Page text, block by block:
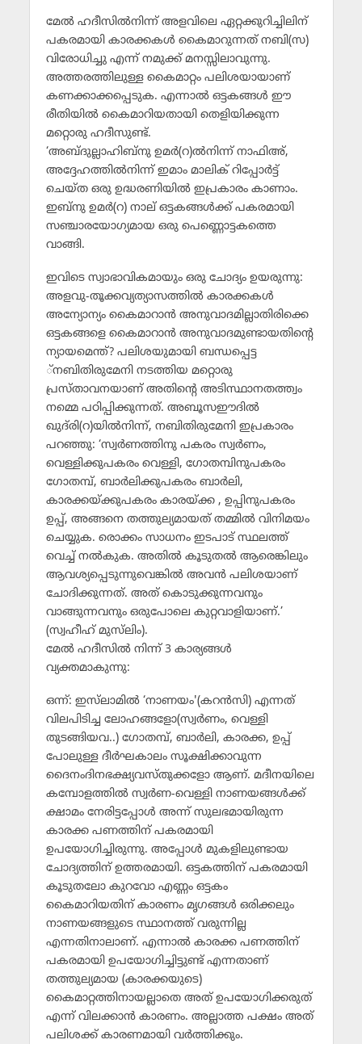
മേല്‍ ഹദീസില്‍നിന്ന് അളവിലെ ഏറ്റക്കുറിച്ചിലിന്
പകരമായി കാരക്കകള്‍ കൈമാറുന്നത് നബി(സ)
വിരോധിച്ചു എന്ന് നമുക്ക് മനസ്സിലാവുന്നു.
അത്തരത്തിലുള്ള കൈമാറ്റം പലിശയായാണ്
കണക്കാക്കപ്പെടുക. എന്നാല്‍ ഒട്ടകങ്ങള്‍ ഈ
രീതിയില്‍ കൈമാറിയതായി തെളിയിക്കുന്ന
മറ്റൊരു ഹദീസുണ്ട്.
‘അബ്ദുല്ലാഹിബ്‌നു ഉമര്‍(റ)ല്‍നിന്ന് നാഫിഅ്,
അദ്ദേഹത്തില്‍നിന്ന് ഇമാം മാലിക് റിപ്പോര്‍ട്ട്
ചെയ്ത ഒരു ഉദ്ധരണിയില്‍ ഇപ്രകാരം കാണാം.
ഇബ്‌നു ഉമര്‍(റ) നാല് ഒട്ടകങ്ങള്‍ക്ക് പകരമായി
സഞ്ചാരയോഗ്യമായ ഒരു പെണ്ണൊട്ടകത്തെ
വാങ്ങി.
ഇവിടെ സ്വാഭാവികമായും ഒരു ചോദ്യം ഉയരുന്നു:
അളവു-തൂക്കവ്യത്യാസത്തില്‍ കാരക്കകള്‍
അന്യോന്യം കൈമാറാന്‍ അനുവാദമില്ലാതിരിക്കെ
ഒട്ടകങ്ങളെ കൈമാറാന്‍ അനുവാദമുണ്ടായതിന്റെ
ന്യായമെന്ത്? പലിശയുമായി ബന്ധപ്പെട്ട
്‌നബിതിരുമേനി നടത്തിയ മറ്റൊരു
പ്രസ്താവനയാണ് അതിന്റെ അടിസ്ഥാനതത്ത്വം
നമ്മെ പഠിപ്പിക്കുന്നത്. അബൂസഈദില്‍
ഖുദ്‌രി(റ)യില്‍നിന്ന്, നബിതിരുമേനി ഇപ്രകാരം
പറഞ്ഞു: ‘സ്വര്‍ണത്തിനു പകരം സ്വര്‍ണം,
വെള്ളിക്കുപകരം വെള്ളി, ഗോതമ്പിനുപകരം
ഗോതമ്പ്, ബാര്‍ലിക്കുപകരം ബാര്‍ലി,
കാരക്കയ്ക്കുപകരം കാരയ്ക്ക , ഉപ്പിനുപകരം
ഉപ്പ്, അങ്ങനെ തത്തുല്യമായത് തമ്മില്‍ വിനിമയം
ചെയ്യുക. രൊക്കം സാധനം ഇടപാട് സ്ഥലത്ത്
വെച്ച് നല്‍കുക. അതില്‍ കൂടുതല്‍ ആരെങ്കിലും
ആവശ്യപ്പെടുന്നുവെങ്കില്‍ അവന്‍ പലിശയാണ്
ചോദിക്കുന്നത്. അത് കൊടുക്കുന്നവനും
വാങ്ങുന്നവനും ഒരുപോലെ കുറ്റവാളിയാണ്.’
(സ്വഹീഹ് മുസ്‌ലിം).
മേല്‍ ഹദീസില്‍ നിന്ന് 3 കാര്യങ്ങള്‍
വ്യക്തമാകുന്നു:
ഒന്ന്: ഇസ്‌ലാമില്‍ ‘നാണയം'(കറന്‍സി) എന്നത്
വിലപിടിച്ച ലോഹങ്ങളോ(സ്വര്‍ണം, വെള്ളി
തുടങ്ങിയവ..) ഗോതമ്പ്, ബാര്‍ലി, കാരക്ക, ഉപ്പ്
പോലുള്ള ദീര്‍ഘകാലം സൂക്ഷിക്കാവുന്ന
ദൈനംദിനഭക്ഷ്യവസ്തുക്കളോ ആണ്. മദീനയിലെ
കമ്പോളത്തില്‍ സ്വര്‍ണ-വെള്ളി നാണയങ്ങള്‍ക്ക്
ക്ഷാമം നേരിട്ടപ്പോള്‍ അന്ന് സുലഭമായിരുന്ന
കാരക്ക പണത്തിന് പകരമായി
ഉപയോഗിച്ചിരുന്നു. അപ്പോള്‍ മുകളിലുണ്ടായ
ചോദ്യത്തിന് ഉത്തരമായി. ഒട്ടകത്തിന് പകരമായി
കൂടുതലോ കുറവോ എണ്ണം ഒട്ടകം
കൈമാറിയതിന് കാരണം മൃഗങ്ങള്‍ ഒരിക്കലും
നാണയങ്ങളുടെ സ്ഥാനത്ത് വരുന്നില്ല
എന്നതിനാലാണ്. എന്നാല്‍ കാരക്ക പണത്തിന്
പകരമായി ഉപയോഗിച്ചിട്ടുണ്ട് എന്നതാണ്
തത്തുല്യമായ (കാരക്കയുടെ)
കൈമാറ്റത്തിനായല്ലാതെ അത് ഉപയോഗിക്കരുത്
എന്ന് വിലക്കാന്‍ കാരണം. അല്ലാത്ത പക്ഷം അത്
പലിശക്ക് കാരണമായി വര്‍ത്തിക്കും.